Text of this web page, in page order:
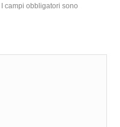
I campi obbligatori sono